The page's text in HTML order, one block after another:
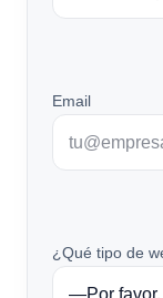
Email
¿Qué tipo de